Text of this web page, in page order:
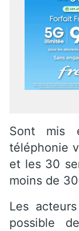
Sont mis
téléphonie
et les 30
moins de
Les
possible